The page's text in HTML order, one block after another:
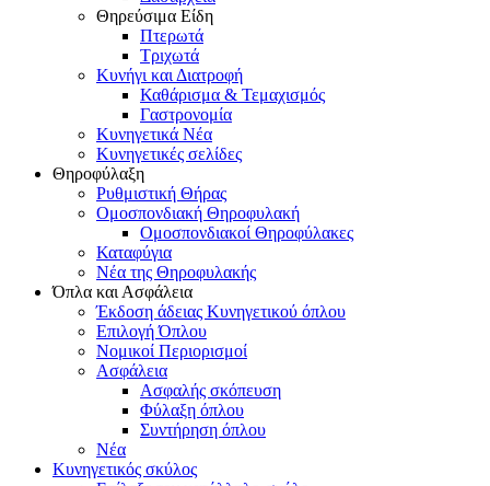
Θηρεύσιμα Είδη
Πτερωτά
Τριχωτά
Κυνήγι και Διατροφή
Καθάρισμα & Τεμαχισμός
Γαστρονομία
Κυνηγετικά Νέα
Κυνηγετικές σελίδες
Θηροφύλαξη
Ρυθμιστική Θήρας
Ομοσπονδιακή Θηροφυλακή
Oμοσπονδιακοί Θηροφύλακες
Καταφύγια
Νέα της Θηροφυλακής
Όπλα και Ασφάλεια
Έκδοση άδειας Κυνηγετικού όπλου
Επιλογή Όπλου
Νομικοί Περιορισμοί
Ασφάλεια
Ασφαλής σκόπευση
Φύλαξη όπλου
Συντήρηση όπλου
Νέα
Κυνηγετικός σκύλος